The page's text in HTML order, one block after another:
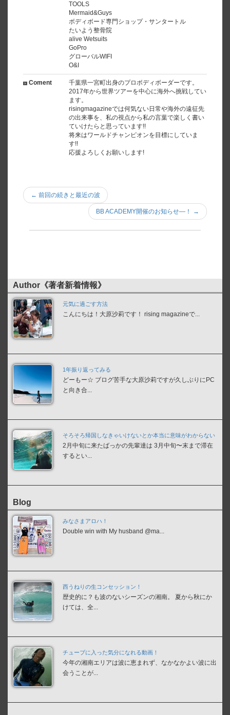
TOOLS
Mermaid&Guys
ボディボード専門ショップ・サンタートル
たいよう整骨院
alive Wetsuits
GoPro
グローバルWIFI
O&I
Coment
千葉県一宮町出身のプロボディボーダーです。
2017年から世界ツアーを中心に海外へ挑戦してい
ます。
risingmagazineでは何気ない日常や海外の遠征先
の出来事を、私の視点から私の言葉で楽しく書い
ていけたらと思っています!!
将来はワールドチャンピオンを目標にしていま
す!!
応援よろしくお願いします!
← 前回の続きと最近の波
BB ACADEMY開催のお知らせ―！ →
Author《著者新着情報》
元気に過ごす方法
こんにちは！大原沙莉です！ rising magazineで...
1年振り返ってみる
どーもー☆ ブログ苦手な大原沙莉ですが久しぶりにPC
と向き合...
そろそろ帰国しなきゃいけないとか本当に意味がわからない
2月中旬に来たばっかの先輩達は 3月中旬〜末まで滞在
するとい...
Blog
みなさまアロハ！
Double win with My husband @ma...
西うねりの生コンセッション！
歴史的に？も波のないシーズンの湘南。 夏から秋にか
けては、全...
チューブに入った気分になれる動画！
今年の湘南エリアは波に恵まれず、なかなかよい波に出
会うことが...